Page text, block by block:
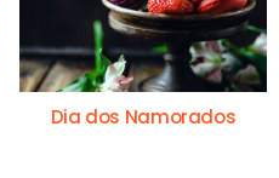
Dia dos Namorados